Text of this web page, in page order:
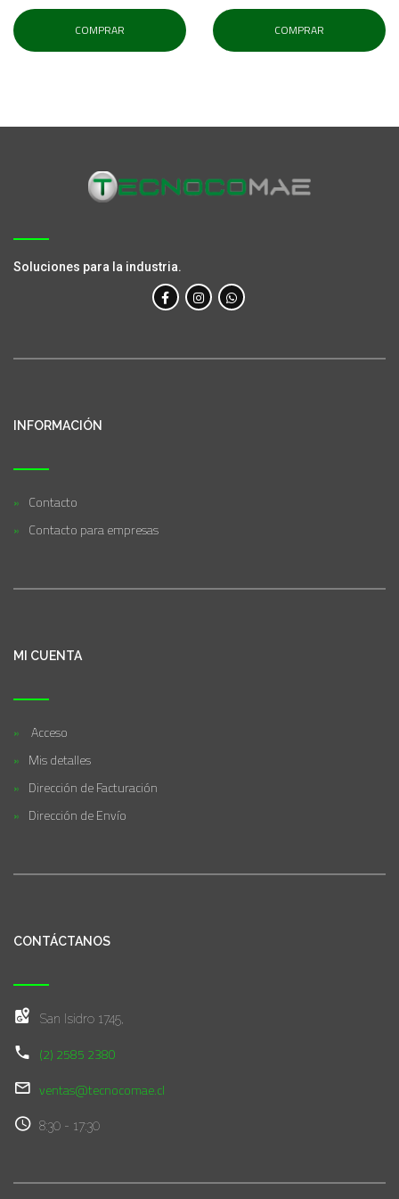
COMPRAR COMPRAR
Soluciones para la industria.
INFORMACIÓN
Contacto
Contacto para empresas
MI CUENTA
Acceso
Mis detalles
Dirección de Facturación
Dirección de Envío
CONTÁCTANOS
San Isidro 1745,
(2) 2585 2380
ventas@tecnocomae.cl
8:30 - 17:30